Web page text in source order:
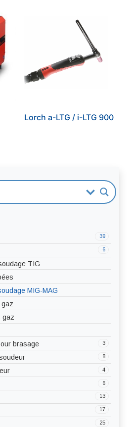
39
12
torches MIG-MAG
DC / AC-DC
DC / AC-DC
torches TIG
6
TIG
MIG-MAG
gaz
gaz
3
brasage
8
4
6
13
9
4
17
5
25
Lorch a-LTG / i-LTG 900